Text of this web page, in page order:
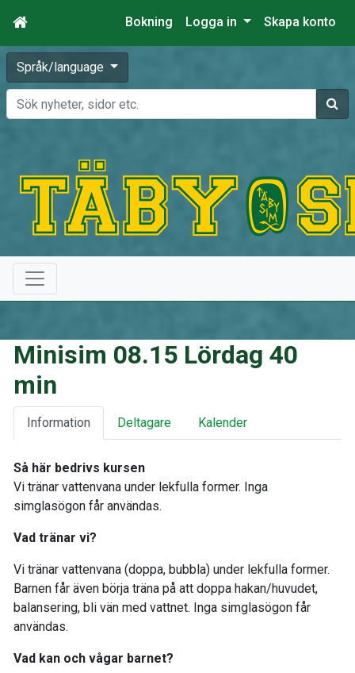
Bokning Logga in Skapa konto
Språk/language
Sök
Minisim 08.15 Lördag 40
min
Information Deltagare Kalender
Så här bedrivs kursen
Vi tränar vattenvana under lekfulla former. Inga
simglasögon får användas.
Vad tränar vi?
Vi tränar vattenvana (doppa, bubbla) under lekfulla former.
Barnen får även börja träna på att doppa hakan/huvudet,
balansering, bli vän med vattnet. Inga simglasögon får
användas.
Vad kan och vågar barnet?